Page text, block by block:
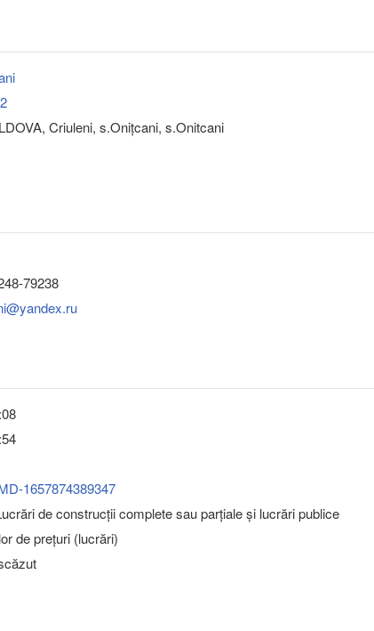
Criuleni, s.Oniţcani, s.Onitcani
79238
1657874389347
de construcţii complete sau parţiale şi lucrări publice
de prețuri (lucrări)